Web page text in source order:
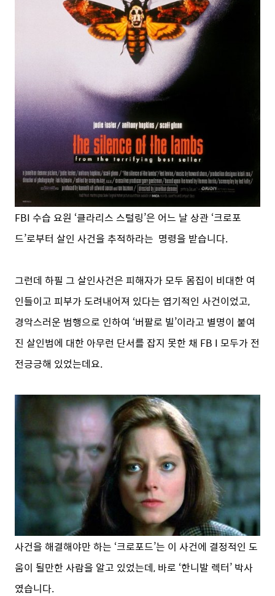
FBI 수습 요원 ‘클라리스 스털링’은 어느 날 상관 ‘크로포
드’로부터 살인 사건을 추적하라는 명령을 받습니다.
그런데 하필 그 살인사건은 피해자가 모두 몸집이 비대한 여
인들이고 피부가 도려내어져 있다는 엽기적인 사건이었고,
경악스러운 범행으로 인하여 ‘버팔로 빌’이라고 별명이 붙여
진 살인범에 대한 아무런 단서를 잡지 못한 채 FB I 모두가 전
전긍긍해 있었는데요.
사건을 해결해야만 하는 ‘크로포드’는 이 사건에 결정적인 도
움이 될만한 사람을 알고 있었는데, 바로 ‘한니발 렉터’ 박사
였습니다.